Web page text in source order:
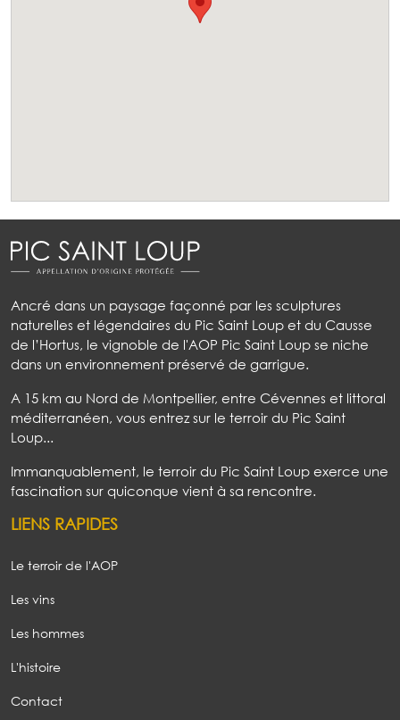
Ancré dans un paysage façonné par les sculptures
naturelles et légendaires du Pic Saint Loup et du Causse
de l’Hortus, le vignoble de l'AOP Pic Saint Loup se niche
dans un environnement préservé de garrigue.
A 15 km au Nord de Montpellier, entre Cévennes et littoral
méditerranéen, vous entrez sur le terroir du Pic Saint
Loup...
Immanquablement, le terroir du Pic Saint Loup exerce une
fascination sur quiconque vient à sa rencontre.
LIENS RAPIDES
Le terroir de l'AOP
Les vins
Les hommes
L'histoire
Contact